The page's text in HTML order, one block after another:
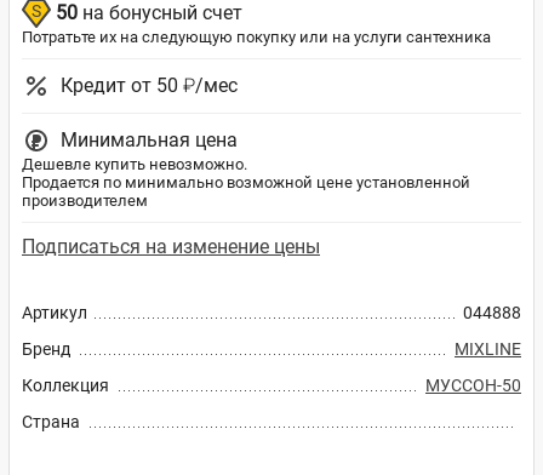
Артикул
044888
Бренд
MIXLINE
Коллекция
МУССОН-50
Страна
50 на бонусный счет
Потратьте их на следующую покупку или на услуги сантехника
Кредит от 50 ₽/мес
Минимальная цена
Дешевле купить невозможно.
Продается по минимально возможной цене установленной
производителем
Подписаться на изменение цены